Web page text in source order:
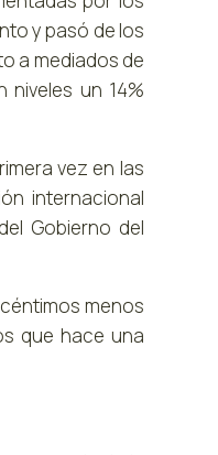
y pasó de los
a mediados de
niveles un 14%
vez en las
internacional
Gobierno del
menos
que hace una